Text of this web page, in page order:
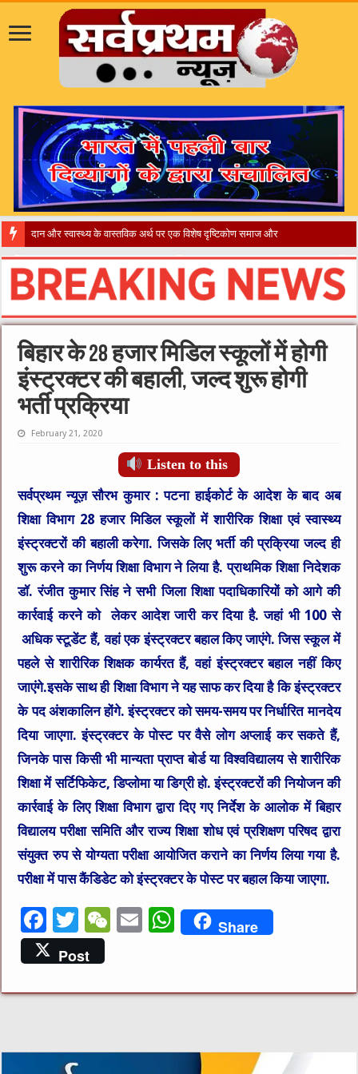
​”कान
बिहार के 28 हजार मिडिल स्कूलों में होगी
इंस्ट्रक्टर की बहाली, जल्द शुरू होगी
भर्ती प्रक्रिया
February 21, 2020
Listen to this
सर्वप्रथम न्यूज़ सौरभ कुमार :पटना हाईकोर्ट के आदेश के बाद अब
शिक्षा विभाग 28 हजार मिडिल स्कूलों में शारीरिक शिक्षा एवं स्वास्थ्य
इंस्ट्रक्टरों की बहाली करेगा. जिसके लिए भर्ती की प्रक्रिया जल्द ही
शुरू करने का निर्णय शिक्षा विभाग ने लिया है. प्राथमिक शिक्षा निदेशक
डॉ. रंजीत कुमार सिंह ने सभी जिला शिक्षा पदाधिकारियों को आगे की
कार्रवाई करने को लेकर आदेश जारी कर दिया है. जहां भी 100 से
अधिक स्टूडेंट हैं, वहां एक इंस्ट्रक्टर बहाल किए जाएंगे. जिस स्कूल में
पहले से शारीरिक शिक्षक कार्यरत हैं, वहां इंस्ट्रक्टर बहाल नहीं किए
जाएंगे.इसके साथ ही शिक्षा विभाग ने यह साफ कर दिया है कि इंस्ट्रक्टर
के पद अंशकालिन होंगे. इंस्ट्रक्टर को समय-समय पर निर्धारित मानदेय
दिया जाएगा. इंस्ट्रक्टर के पोस्ट पर वैसे लोग अप्लाई कर सकते हैं,
जिनके पास किसी भी मान्यता प्राप्त बोर्ड या विश्वविद्यालय से शारीरिक
शिक्षा में सर्टिफिकेट, डिप्लोमा या डिग्री हो. इंस्ट्रक्टरों की नियोजन की
कार्रवाई के लिए शिक्षा विभाग द्वारा दिए गए निर्देश के आलोक में बिहार
विद्यालय परीक्षा समिति और राज्य शिक्षा शोध एवं प्रशिक्षण परिषद द्वारा
संयुक्त रुप से योग्यता परीक्षा आयोजित कराने का निर्णय लिया गया है.
परीक्षा में पास कैंडिडेट को इंस्ट्रक्टर के पोस्ट पर बहाल किया जाएगा.
F
a
c
e
o
T
w
it
te
W
h
E
l
W
h
s
p
Share
Post